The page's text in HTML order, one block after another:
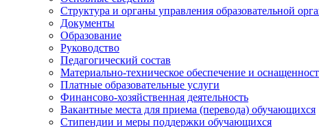
Структура и органы управления образовательной
Документы
Образование
Руководство
Педагогический состав
Материально-техническое обеспечение и
Платные образовательные услуги
Финансово-хозяйственная деятельность
Вакантные места для приема (перевода) обучающихся
Стипендии и меры поддержки обучающихся